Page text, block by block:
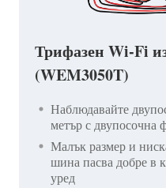
Трифазен Wi-Fi
(WEM3050T)
Наблюдавайте
метър с двупосочна
Малък размер и
шина пасва добре в
уред